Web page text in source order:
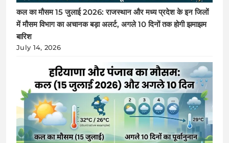
कल का मौसम 15 जुलाई 2026: राजस्थान और मध्य प्रदेश के इन जिलों
में मौसम विभाग का अचानक बड़ा अलर्ट, अगले 10 दिनों तक होगी झमाझम
बारिश
July 14, 2026